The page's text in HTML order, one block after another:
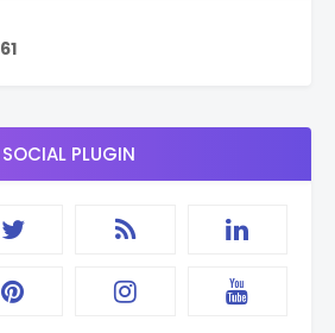
61
SOCIAL PLUGIN